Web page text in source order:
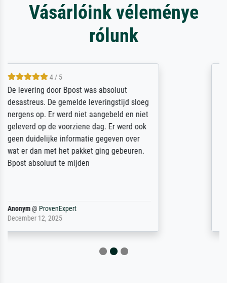
Vásárlóink véleménye
rólunk
Sehr gute Qualität des Leinwanddrucks und
des Rahmens! Unser Bild wurde sehr
sorgfältig und sicher verpackt, so dass es
unbeschadet bei uns ankam. Es wird nicht
unser letzter Meisterdruck sein. Vielen
Dank!
Reinhold,@
April 22, 2026